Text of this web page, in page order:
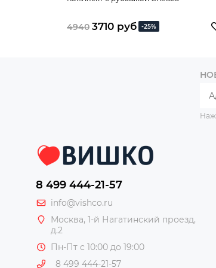
4940 3710 руб -25%
8 499 444-21-57
info@vishco.ru
Москва, 1-й Нагатинский проезд,
д.2
Пн-Пт с 10:00 до 19:00
8 499 444-21-57